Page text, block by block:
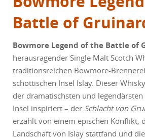
Battle of
Bowmore Legend of the Battle of
herausragender Single Malt Scotch
traditionsreichen Bowmore-
schottischen Insel Islay. Dieser
der dramatischsten und
Insel inspiriert – der Schlacht von
erzählt von einem epischen Konflikt,
Landschaft von Islay stattfand und